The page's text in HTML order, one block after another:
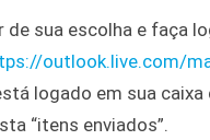
de sua escolha e faça
outlook.live.com/
logado em sua
“itens enviados”.